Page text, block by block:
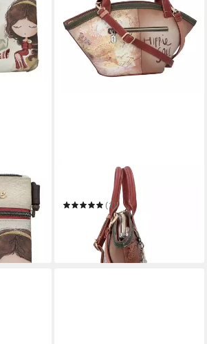
Henkeltasche Peace & Love
(1)
ab 36,49 € UVP83,95 €
in 2-3 Werktagen bei dir